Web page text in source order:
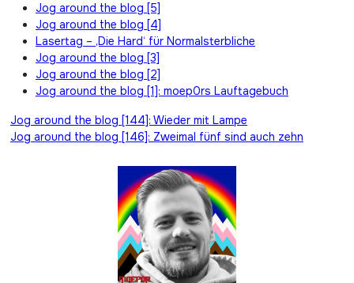
Jog around the blog [5]
Jog around the blog [4]
Lasertag – ‚Die Hard‘ für Normalsterbliche
Jog around the blog [3]
Jog around the blog [2]
Jog around the blog [1]: moep0rs Lauftagebuch
Beitragsnavigation
Jog around the blog [144]: Wieder mit Lampe
Jog around the blog [146]: Zweimal fünf sind auch zehn